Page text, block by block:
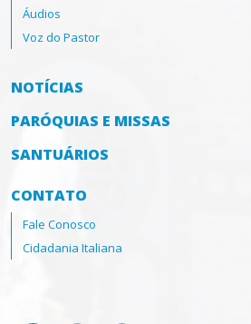
Áudios
Voz do Pastor
NOTÍCIAS
PARÓQUIAS E MISSAS
SANTUÁRIOS
CONTATO
Fale Conosco
Cidadania Italiana